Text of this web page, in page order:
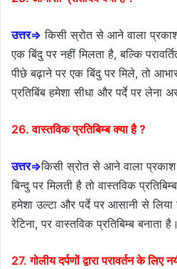
उत्तर⇒ किसी स्रोत से आने वाला प्रकाश
एक बिंदु पर नहीं मिलता है, बल्कि
पीछे बढ़ाने पर एक बिंदु पर मिले, तो
प्रतिबिंब हमेशा सीधा और पर्दे पर लेना
26. वास्तविक प्रतिबिम्ब क्या है ?
उत्तर⇒किसी स्रोत से आने वाला प्रकाश
बिन्दु पर मिलती है तो वास्तविक
हमेशा उल्टा और पर्दे पर आसानी से
रेटिना, पर वास्तविक प्रतिबिम्ब बनाता है।
27. गोलीय दर्पणों द्वारा परावर्तन के लिए